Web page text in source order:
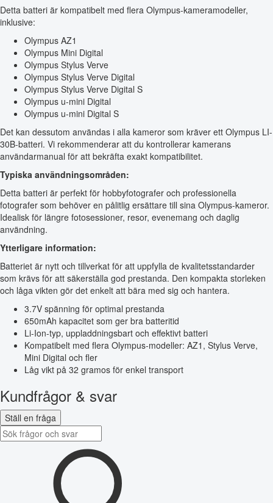
Detta batteri är kompatibelt med flera Olympus-kameramodeller,
inklusive:
Olympus AZ1
Olympus Mini Digital
Olympus Stylus Verve
Olympus Stylus Verve Digital
Olympus Stylus Verve Digital S
Olympus u-mini Digital
Olympus u-mini Digital S
Det kan dessutom användas i alla kameror som kräver ett Olympus LI-
30B-batteri. Vi rekommenderar att du kontrollerar kamerans
användarmanual för att bekräfta exakt kompatibilitet.
Typiska användningsområden:
Detta batteri är perfekt för hobbyfotografer och professionella
fotografer som behöver en pålitlig ersättare till sina Olympus-kameror.
Idealisk för längre fotosessioner, resor, evenemang och daglig
användning.
Ytterligare information:
Batteriet är nytt och tillverkat för att uppfylla de kvalitetsstandarder
som krävs för att säkerställa god prestanda. Den kompakta storleken
och låga vikten gör det enkelt att bära med sig och hantera.
3.7V spänning för optimal prestanda
650mAh kapacitet som ger bra batteritid
Li-Ion-typ, uppladdningsbart och effektivt batteri
Kompatibelt med flera Olympus-modeller: AZ1, Stylus Verve,
Mini Digital och fler
Låg vikt på 32 gramos för enkel transport
Kundfrågor & svar
Ställ en fråga